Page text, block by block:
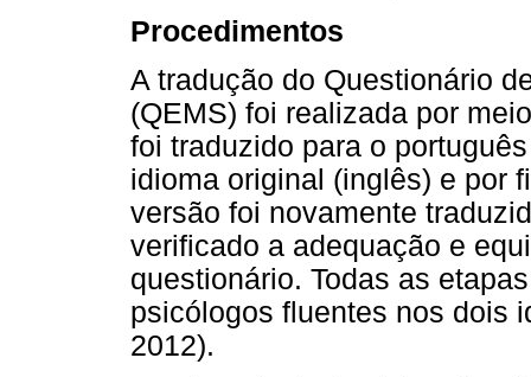
Procedimentos
A tradução do Questionário
(QEMS) foi realizada por
foi traduzido para o
idioma original (inglês) e por
versão foi novamente
verificado a adequação e
questionário. Todas as
psicólogos fluentes nos dois
2012).